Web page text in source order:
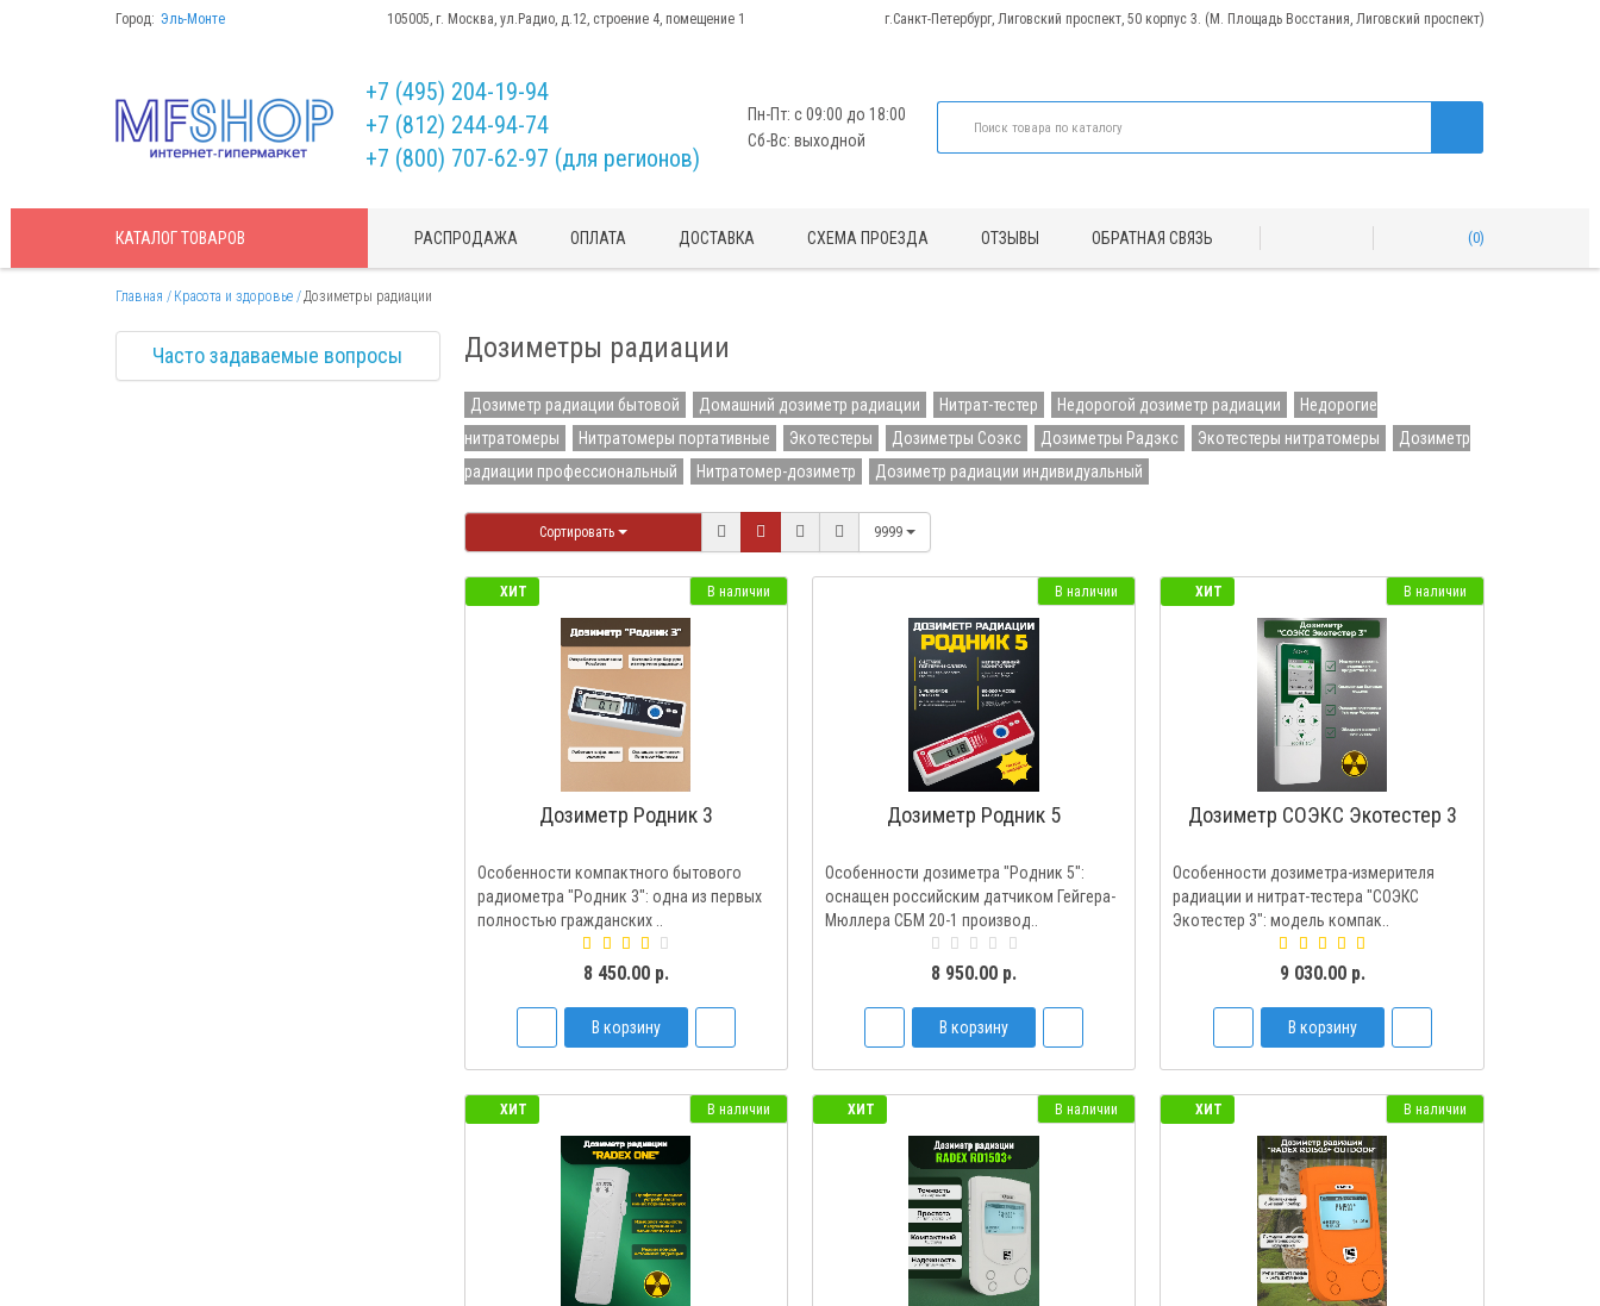
Город: Эль-Монте 105005, г. Москва, ул.Радио, д.12, строение 4, помещение 1 г.Санкт-Петербург, Лиговский проспект, 50 корпус 3. (М. Площадь Восстания, Лиговский проспект)
+7 (495) 204-19-94
+7 (812) 244-94-74
+7 (800) 707-62-97 (для регионов)
Пн-Пт: с 09:00 до 18:00
Сб-Вс: выходной
КАТАЛОГТОВАРОВ РАСПРОДАЖА ОПЛАТА ДОСТАВКА СХЕМА ПРОЕЗДА ОТЗЫВЫ ОБРАТНАЯ СВЯЗЬ 0
Главная Красота и здоровье Дозиметры радиации
Часто задаваемые вопросы Дозиметры радиации
Дозиметр радиации бытовой Домашний дозиметр радиации Нитрат-тестер Недорогой дозиметр радиации
Недорогие
нитратомеры
Нитратомеры портативные Экотестеры Дозиметры Соэкс Дозиметры Радэкс Экотестеры нитратомеры
Дозиметр
радиации профессиональный
Нитратомер-дозиметр Дозиметр радиации индивидуальный
Сортировать 9999
ХИТ В наличии
Дозиметр Родник 3
Особенности компактного бытового
радиометра "Родник 3": одна из первых
полностью гражданских ..
8 450.00 р.
В корзину
В наличии
Дозиметр Родник 5
Особенности дозиметра "Родник 5":
оснащен российским датчиком Гейгера-
Мюллера СБМ 20-1 производ..
8 950.00 р.
В корзину
ХИТ В наличии
Дозиметр СОЭКС Экотестер 3
Особенности дозиметра-измерителя
радиации и нитрат-тестера "СОЭКС
Экотестер 3": модель компак..
9 030.00 р.
В корзину
ХИТ В наличии ХИТ В наличии ХИТ В наличии